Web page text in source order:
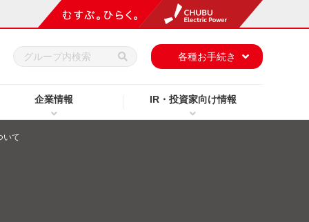
企業情報 IR・投資家向け情報
各種お手続き
いて